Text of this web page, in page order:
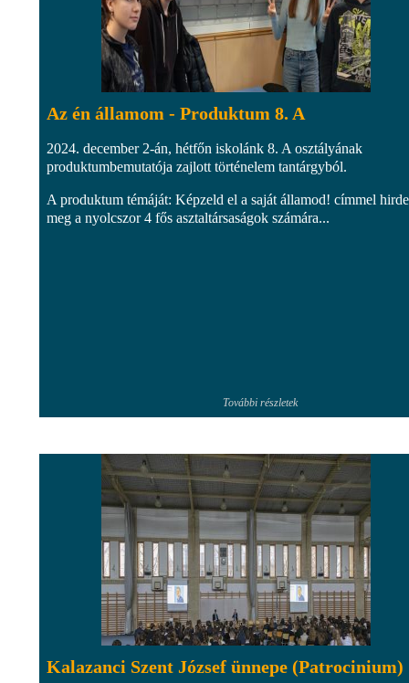
Az én államom - Produktum 8. A
2024. december 2-án, hétfőn iskolánk 8. A osztályának
produktumbemutatója zajlott történelem tantárgyból.
A produktum témáját: Képzeld el a saját államod! címmel
meg a nyolcszor 4 fős asztaltársaságok számára...
További részletek
Kalazanci Szent József ünnepe (Patrocinium)